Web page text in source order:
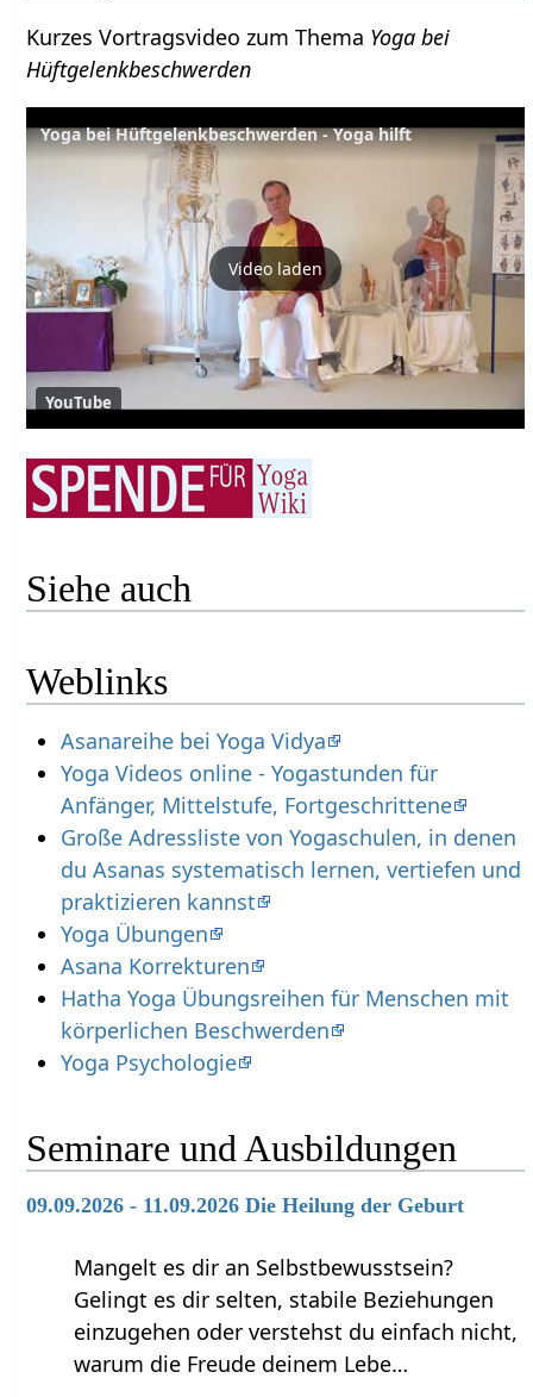
Kurzes Vortragsvideo zum Thema Yoga bei
Hüftgelenkbeschwerden
Yoga bei Hüftgelenkbeschwerden - Yoga hilft
Video laden
YouTube
Siehe auch
Weblinks
Asanareihe bei Yoga Vidya
Yoga Videos online - Yogastunden für
Anfänger, Mittelstufe, Fortgeschrittene
Große Adressliste von Yogaschulen, in denen
du Asanas systematisch lernen, vertiefen und
praktizieren kannst
Yoga Übungen
Asana Korrekturen
Hatha Yoga Übungsreihen für Menschen mit
körperlichen Beschwerden
Yoga Psychologie
Seminare und Ausbildungen
09.09.2026 - 11.09.2026 Die Heilung der Geburt
Mangelt es dir an Selbstbewusstsein?
Gelingt es dir selten, stabile Beziehungen
einzugehen oder verstehst du einfach nicht,
warum die Freude deinem Lebe…